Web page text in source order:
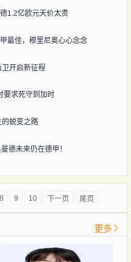
1.2亿欧元天价太贵
最佳，穆里尼奥心心念念
开启新征程
要求死守到加时
蜕变之路
德未来仍在德甲！
8 9 10 下一页 尾页
更多